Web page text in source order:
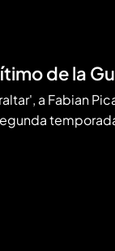
de la
a Fabian